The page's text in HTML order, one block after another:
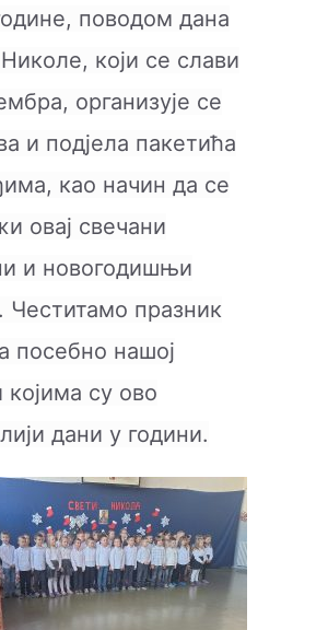
поводом дана
који се слави
организује се
и под‌јела пакетића
као начин да се
овај свечани
и новогодишњи
Честитамо празник
посебно нашој
којима су ово
дани у години.